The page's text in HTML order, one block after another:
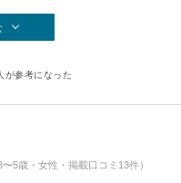
が参考になった
5歳・女性・掲載口コミ13件）